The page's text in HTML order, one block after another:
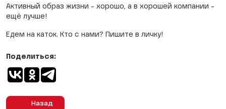
Активный образ жизни - хорошо, а в хорошей компании -
ещё лучше!
Едем на каток. Кто с нами? Пишите в личку!
Назад
Поделиться: